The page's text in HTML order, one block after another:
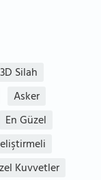
3D Silah
Asker
En Güzel
Kuvvetler